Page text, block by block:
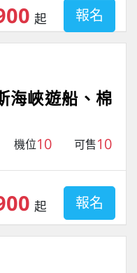
起 報名
海峽遊船、棉
機位10 可售10
起 報名